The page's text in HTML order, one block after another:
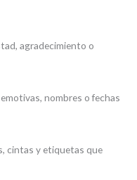
agradecimiento o
nombres o fechas
cintas y etiquetas que